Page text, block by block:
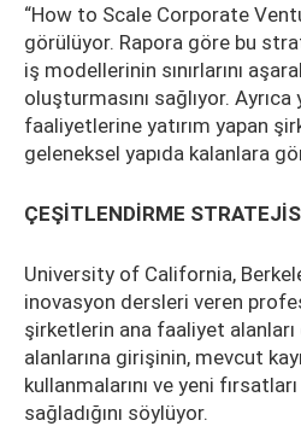
“How to Scale Corporate
görülüyor. Rapora göre bu
iş modellerinin sınırlarını
oluşturmasını sağlıyor.
faaliyetlerine yatırım yapan
geleneksel yapıda kalanlara
ÇEŞİTLENDİRME
University of California,
inovasyon dersleri veren
şirketlerin ana faaliyet alanları
alanlarına girişinin, mevcut
kullanmalarını ve yeni
sağladığını söylüyor.